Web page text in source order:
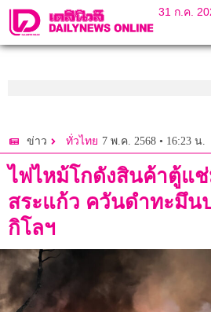
31 ก.ค.
ข่าว ทั่วไทย 7 พ.ค. 2568 • 16:23 น.
ไฟไหม้โกดังสินค้าตู้แช่
สระแก้ว ควันดำทะมึน
กิโลฯ